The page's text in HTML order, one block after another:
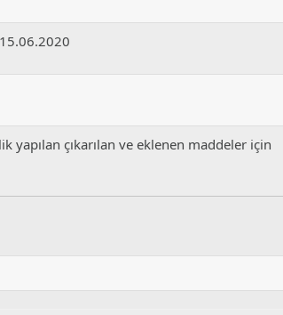
yapılan çıkarılan ve eklenen maddeler i̇çin